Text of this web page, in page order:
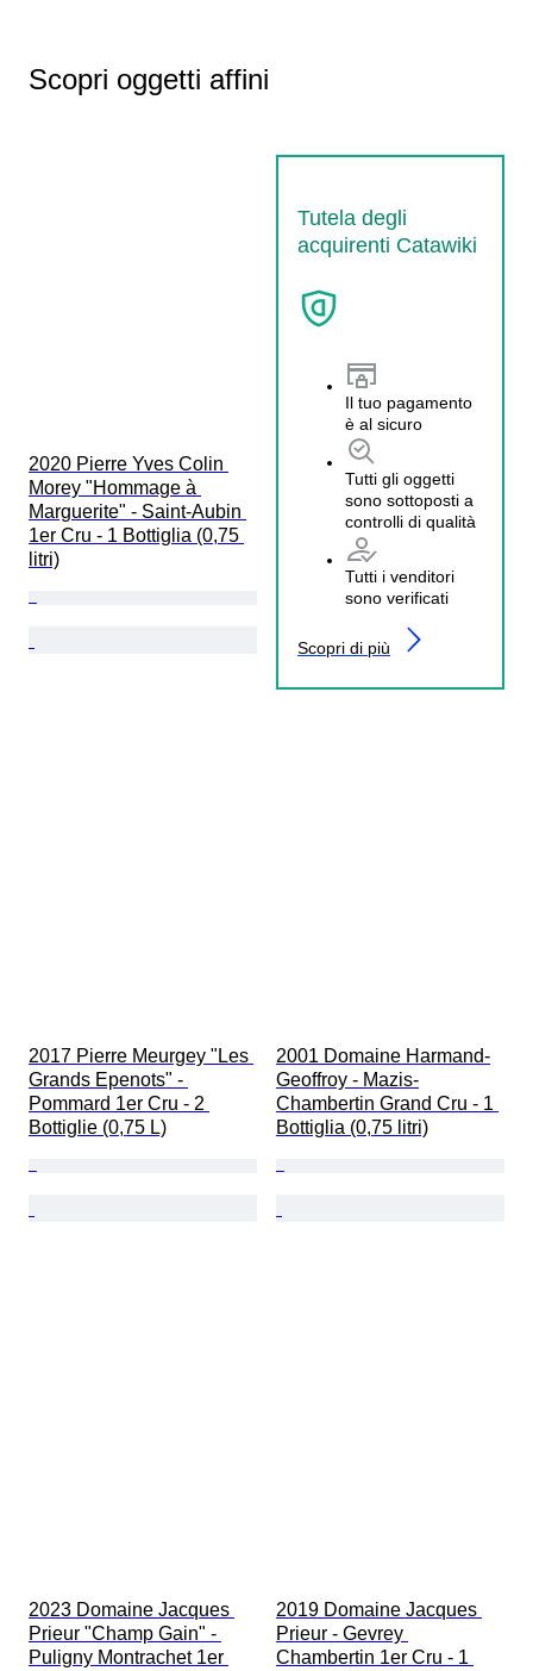
Scopri oggetti affini
Tutela degli
acquirenti Catawiki
Il tuo pagamento
è al sicuro
Tutti gli oggetti
sono sottoposti a
controlli di qualità
Tutti i venditori
sono verificati
Scopri di più
2020 Pierre Yves Colin
Morey "Hommage à
Marguerite" - Saint-Aubin
1er Cru - 1 Bottiglia (0,75
litri)
2017 Pierre Meurgey "Les
Grands Epenots" -
Pommard 1er Cru - 2
Bottiglie (0,75 L)
2001 Domaine Harmand-
Geoffroy - Mazis-
Chambertin Grand Cru - 1
Bottiglia (0,75 litri)
2023 Domaine Jacques
Prieur "Champ Gain" -
Puligny Montrachet 1er
2019 Domaine Jacques
Prieur - Gevrey
Chambertin 1er Cru - 1